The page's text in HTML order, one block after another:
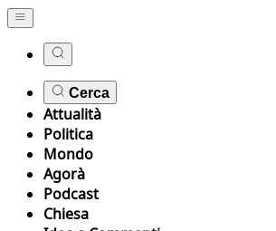
Cerca
Attualità
Politica
Mondo
Agorà
Podcast
Chiesa